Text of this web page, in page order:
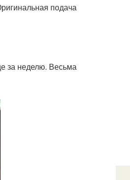
подача
за неделю. Весьма